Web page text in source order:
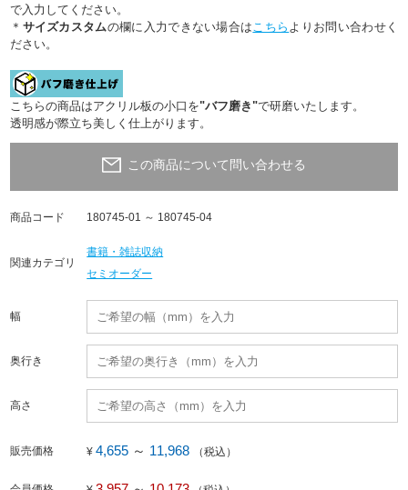
で入力してください。
＊ サイズカスタムの欄に入力できない場合はこちら よりお問い合わせく
ださい。
こちらの商品はアクリル板の小口を"バフ磨き"で研磨いたします。
透明感が際立ち美しく仕上がります。
この商品について問い合わせる
商品コード 180745-01 ～ 180745-04
関連カテゴリ
書籍・雑誌収納
セミオーダー
幅
奥行き
高さ
販売価格 ¥ 4,655 ～ 11,968 （税込）